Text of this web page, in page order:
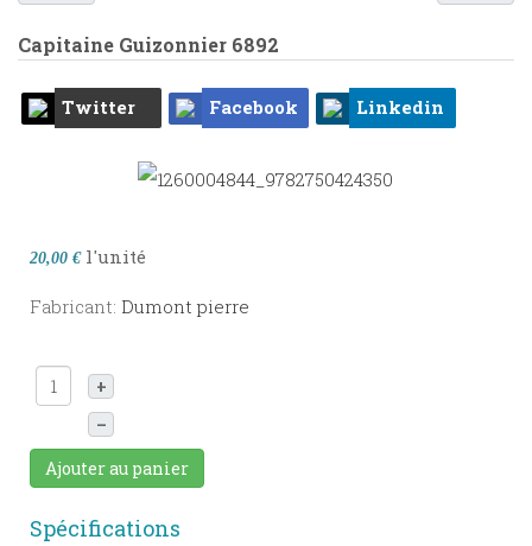
Capitaine Guizonnier 6892
Twitter Facebook Linkedin
20,00 € l'unité
Fabricant: Dumont pierre
+
–
Ajouter au panier
Spécifications